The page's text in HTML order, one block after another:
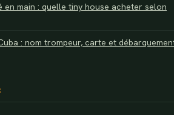
en main : quelle tiny house acheter selon
: nom trompeur, carte et